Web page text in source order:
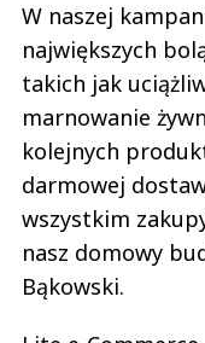
W naszej
największych
takich jak
marnowanie
kolejnych
darmowej
wszystkim
nasz domowy
Bąkowski.